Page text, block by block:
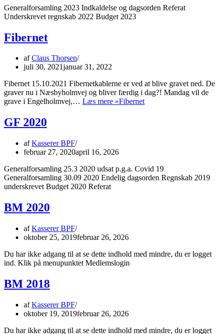
Generalforsamling 2023 Indkaldelse og dagsorden Referat
Underskrevet regnskab 2022 Budget 2023
Fibernet
afClaus Thorsen
juli 30, 2021januar 31, 2022
Fibernet 15.10.2021 Fibernetkablerne er ved at blive gravet ned. De
graver nu i Næsbyholmvej og bliver færdig i dag?! Mandag vil de
grave i Engelholmvej,… Læs mere »Fibernet
GF 2020
afKasserer BPF
februar 27, 2020april 16, 2026
Generalforsamling 25.3 2020 udsat p.g.a. Covid 19
Generalforsamling 30.09 2020 Endelig dagsorden Regnskab 2019
underskrevet Budget 2020 Referat
BM 2020
afKasserer BPF
oktober 25, 2019februar 26, 2026
Du har ikke adgang til at se dette indhold med mindre, du er logget
ind. Klik på menupunktet Medlemslogin
BM 2018
afKasserer BPF
oktober 19, 2019februar 26, 2026
Du har ikke adgang til at se dette indhold med mindre, du er logget